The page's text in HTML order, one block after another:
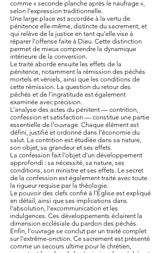
comme « seconde planche après le naufrage »,
selon l’expression traditionnelle.
Une large place est accordée à la vertu de
pénitence elle-même, distincte du sacrement, et
qui relève de la justice en tant qu’elle vise à
réparer l’offense faite à Dieu. Cette distinction
permet de mieux comprendre la dynamique
intérieure de la conversion.
Le traité aborde ensuite les effets de la
pénitence, notamment la rémission des péchés
mortels et véniels, ainsi que les conditions de
cette rémission. La question du retour des
péchés et de l’ingratitude est également
examinée avec précision.
L’analyse des actes du pénitent — contrition,
confession et satisfaction — constitue une partie
essentielle de l’ouvrage. Chaque élément est
défini, justifié et ordonné dans l’économie du
salut. La contrition est étudiée dans sa nature,
son objet, sa grandeur et ses effets.
La confession fait l’objet d’un développement
approfondi : sa nécessité, sa nature, ses
conditions, son ministre et ses effets. Le secret
de la confession est également traité avec toute
la rigueur requise par la théologie.
Le pouvoir des clefs confié à l’Église est expliqué
en détail, ainsi que ses implications dans
l’absolution, l’excommunication et les
indulgences. Ces développements éclairent la
dimension ecclésiale du pardon des péchés.
Enfin, l’ouvrage se conclut par un traité complet
sur l’extrême-onction. Ce sacrement est présenté
comme un secours ultime pour le chrétien,